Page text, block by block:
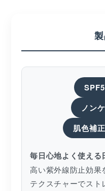
ノン
肌色補
毎日心地よく使え
高い紫外線防止効果
テクスチャーでスト